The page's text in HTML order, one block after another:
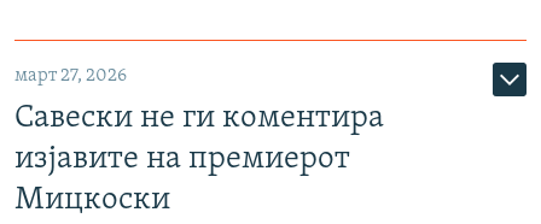
март 27, 2026
Савески не ги коментира
изјавите на премиерот
Мицкоски